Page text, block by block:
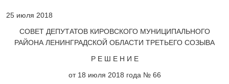
ОБЩЕСТВО
Юлия Бахир в составе сборной
Ленобласти стала серебряным ...
Трудовой отряд: делаем город чище, а
25 июля 2018
СОВЕТ ДЕПУТАТОВ КИРОВСКОГО МУНИЦИПАЛЬНОГО
РАЙОНА ЛЕНИНГРАДСКОЙ ОБЛАСТИ ТРЕТЬЕГО СОЗЫВА
Р Е Ш Е Н И Е
от 18 июля 2018 года № 66